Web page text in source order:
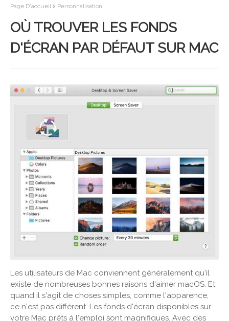
Page D'accueil Personnalisation
OÙ TROUVER LES FONDS
D'ÉCRAN PAR DÉFAUT SUR MAC
Les utilisateurs de Mac conviennent généralement qu'il
existe de nombreuses bonnes raisons d'aimer macOS. Et
quand il s'agit de choses simples, comme l'apparence,
ce n'est pas différent. Les fonds d'écran disponibles sur
votre Mac prêts à l'emploi sont magnifiques. Avec des